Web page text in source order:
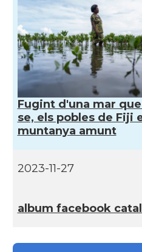
Fugint d'una mar
se, els pobles de Fiji
muntanya amunt
2023-11-27
album facebook